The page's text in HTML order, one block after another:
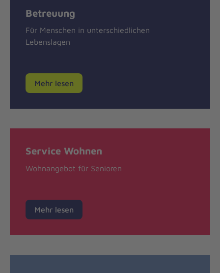
Betreuung
Für Menschen in unterschiedlichen
Lebenslagen
Mehr lesen
Service Wohnen
Wohnangebot für Senioren
Mehr lesen